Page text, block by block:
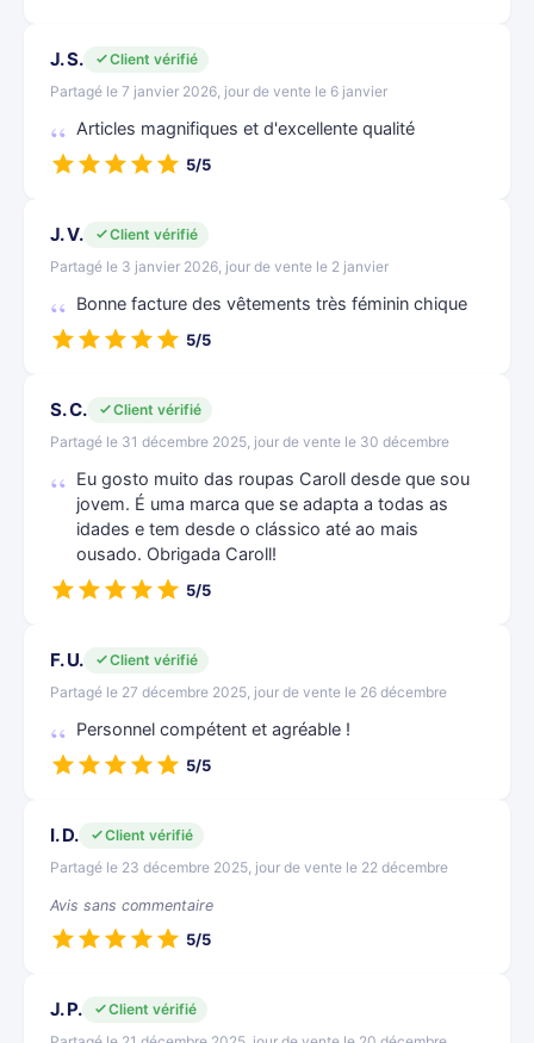
J. S.
Client vérifié
Partagé le 7 janvier 2026, jour de vente le 6 janvier
Articles magnifiques et d'excellente qualité
5/5
J. V.
Client vérifié
Partagé le 3 janvier 2026, jour de vente le 2 janvier
Bonne facture des vêtements très féminin chique
5/5
S. C.
Client vérifié
Partagé le 31 décembre 2025, jour de vente le 30 décembre
Eu gosto muito das roupas Caroll desde que sou
jovem. É uma marca que se adapta a todas as
idades e tem desde o clássico até ao mais
ousado. Obrigada Caroll!
5/5
F. U.
Client vérifié
Partagé le 27 décembre 2025, jour de vente le 26 décembre
Personnel compétent et agréable !
5/5
I. D.
Client vérifié
Partagé le 23 décembre 2025, jour de vente le 22 décembre
Avis sans commentaire
5/5
J. P.
Client vérifié